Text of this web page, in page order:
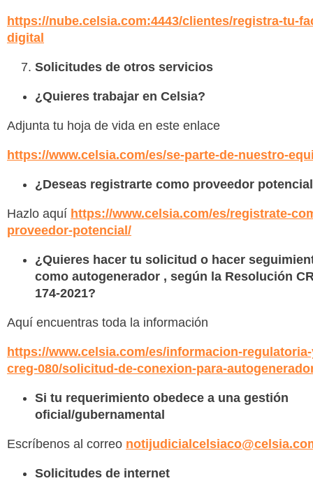
https://nube.celsia.com:4443/clientes/registra-tu-
digital
Solicitudes de otros servicios
¿Quieres trabajar en Celsia?
Adjunta tu hoja de vida en este enlace
https://www.celsia.com/es/se-parte-de-nuestro-
¿Deseas registrarte como proveedor
Hazlo aquí https://www.celsia.com/es/registrate-
proveedor-potencial/
¿Quieres hacer tu solicitud o hacer
como autogenerador , según la Resolución
174-2021?
Aquí encuentras toda la información
https://www.celsia.com/es/informacion-
creg-080/solicitud-de-conexion-para-
Si tu requerimiento obedece a una gestión
oficial/gubernamental
Escríbenos al correo
Solicitudes de internet